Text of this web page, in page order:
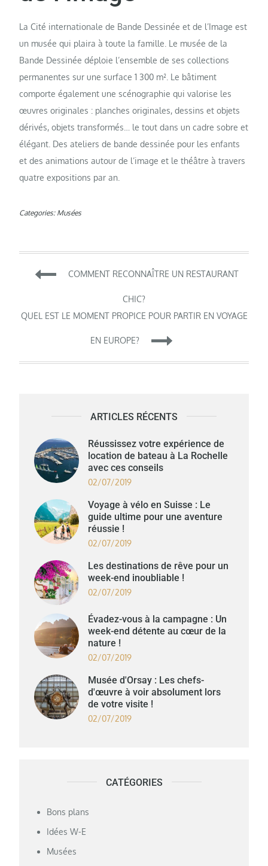
La Cité internationale de Bande Dessinée et de l’Image est
un musée qui plaira à toute la famille. Le musée de la
Bande Dessinée déploie l’ensemble de ses collections
permanentes sur une surface 1 300 m². Le bâtiment
comporte également une scénographie qui valorise les
œuvres originales : planches originales, dessins et objets
dérivés, objets transformés… le tout dans un cadre sobre et
élégant. Des ateliers de bande dessinée pour les enfants
et des animations autour de l’image et le théâtre à travers
quatre expositions par an.
Categories: Musées
Navigation
de
l’article
COMMENT RECONNAÎTRE UN RESTAURANT
CHIC?
QUEL EST LE MOMENT PROPICE POUR PARTIR EN VOYAGE
EN EUROPE?
ARTICLES RÉCENTS
Réussissez votre expérience de
location de bateau à La Rochelle
avec ces conseils
02/07/2019
Voyage à vélo en Suisse : Le
guide ultime pour une aventure
réussie !
02/07/2019
Les destinations de rêve pour un
week-end inoubliable !
02/07/2019
Évadez-vous à la campagne : Un
week-end détente au cœur de la
nature !
02/07/2019
Musée d'Orsay : Les chefs-
d'œuvre à voir absolument lors
de votre visite !
02/07/2019
CATÉGORIES
Bons plans
Idées W-E
Musées